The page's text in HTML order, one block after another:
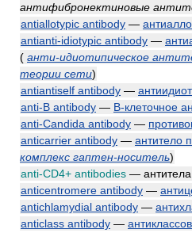
антифибронектиновые
antiallotypic antibody —
antianti-idiotypic antibody —
( анти-идиотипическое
теории сети)
antiantiself antibody —
anti-B antibody — B-клеточное
anti-Candida antibody —
anticarrier antibody — антитело
комплекс гаптен-носитель)
anti-CD4+ antibodies — антитела
anticentromere antibody —
antichlamydial antibody —
anticlass antibody —